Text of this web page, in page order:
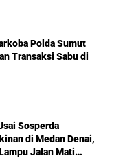
Polda Sumut
Transaksi Sabu di
Sosperda
di Medan Denai,
Jalan Mati